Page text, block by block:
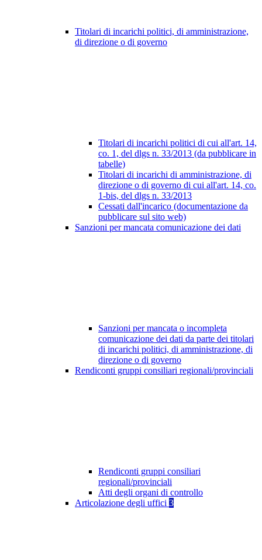
Titolari di incarichi politici, di amministrazione,
di direzione o di governo
Titolari di incarichi politici di cui all'art. 14,
co. 1, del dlgs n. 33/2013 (da pubblicare in
tabelle)
Titolari di incarichi di amministrazione, di
direzione o di governo di cui all'art. 14, co.
1-bis, del dlgs n. 33/2013
Cessati dall'incarico (documentazione da
pubblicare sul sito web)
Sanzioni per mancata comunicazione dei dati
Sanzioni per mancata o incompleta
comunicazione dei dati da parte dei titolari
di incarichi politici, di amministrazione, di
direzione o di governo
Rendiconti gruppi consiliari regionali/provinciali
Rendiconti gruppi consiliari
regionali/provinciali
Atti degli organi di controllo
Articolazione degli uffici 3